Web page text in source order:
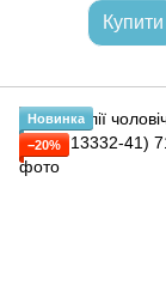
Купити
Новинка
−20%